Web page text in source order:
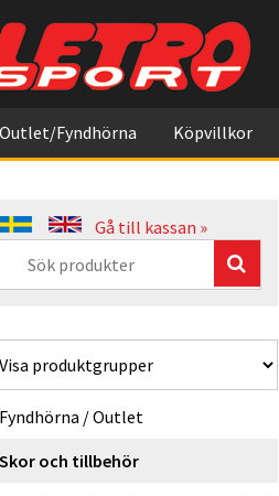
Outlet/Fyndhörna Köpvillkor
Gå till kassan »
Fyndhörna / Outlet
Skor och tillbehör